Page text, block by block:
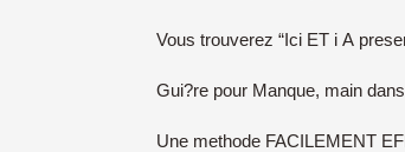
Vous trouverez “Ici ET i A
Gui?re pour Manque, main
Une methode FACILEMENT